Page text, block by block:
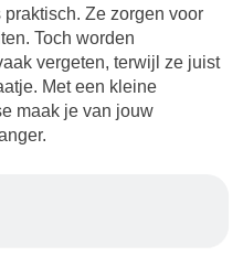
Ze zorgen voor
Toch worden
vergeten, terwijl ze juist
Met een kleine
maak je van jouw